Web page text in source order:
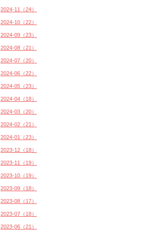
2024-11（24）
2024-10（22）
2024-09（23）
2024-08（21）
2024-07（20）
2024-06（22）
2024-05（23）
2024-04（18）
2024-03（20）
2024-02（21）
2024-01（23）
2023-12（18）
2023-11（19）
2023-10（19）
2023-09（18）
2023-08（17）
2023-07（18）
2023-06（21）